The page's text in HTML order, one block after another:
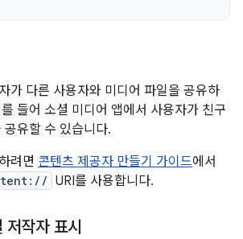
가 다른 사용자와 미디어 파일을 공유하
들어 소셜 미디어 앱에서 사용자가 친구
유할 수 있습니다.
려면 콘텐츠 제공자 만들기 가이드에서
URI를 사용합니다.
작자 표시